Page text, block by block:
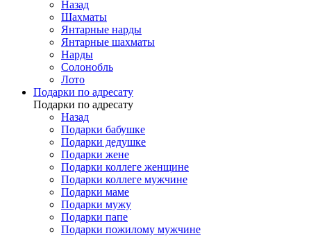
Назад
Шахматы
Янтарные нарды
Янтарные шахматы
Нарды
Солонобль
Лото
Подарки по адресату
Подарки по адресату
Назад
Подарки бабушке
Подарки дедушке
Подарки жене
Подарки коллеге женщине
Подарки коллеге мужчине
Подарки маме
Подарки мужу
Подарки папе
Подарки пожилому мужчине